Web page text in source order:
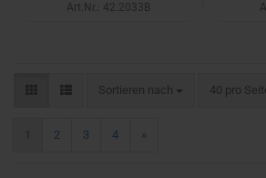
Art.Nr.: 42.2033B
Sortieren nach
Sortieren nach 40 pro
pro Seite
2 3 4 »